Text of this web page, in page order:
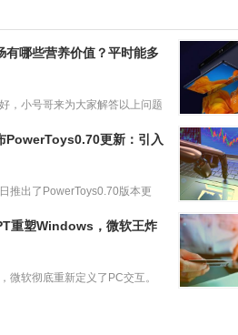
有哪些营养价值？平时能多
，小号哥来为大家解答以上问题
邦：预估
折叠屏手
PowerToys0.70更新：引入
推出了PowerToys0.70版本更
Canalys
2023Q1
市场出货
重塑Windows，微软王炸
微软彻底重新定义了PC交互。